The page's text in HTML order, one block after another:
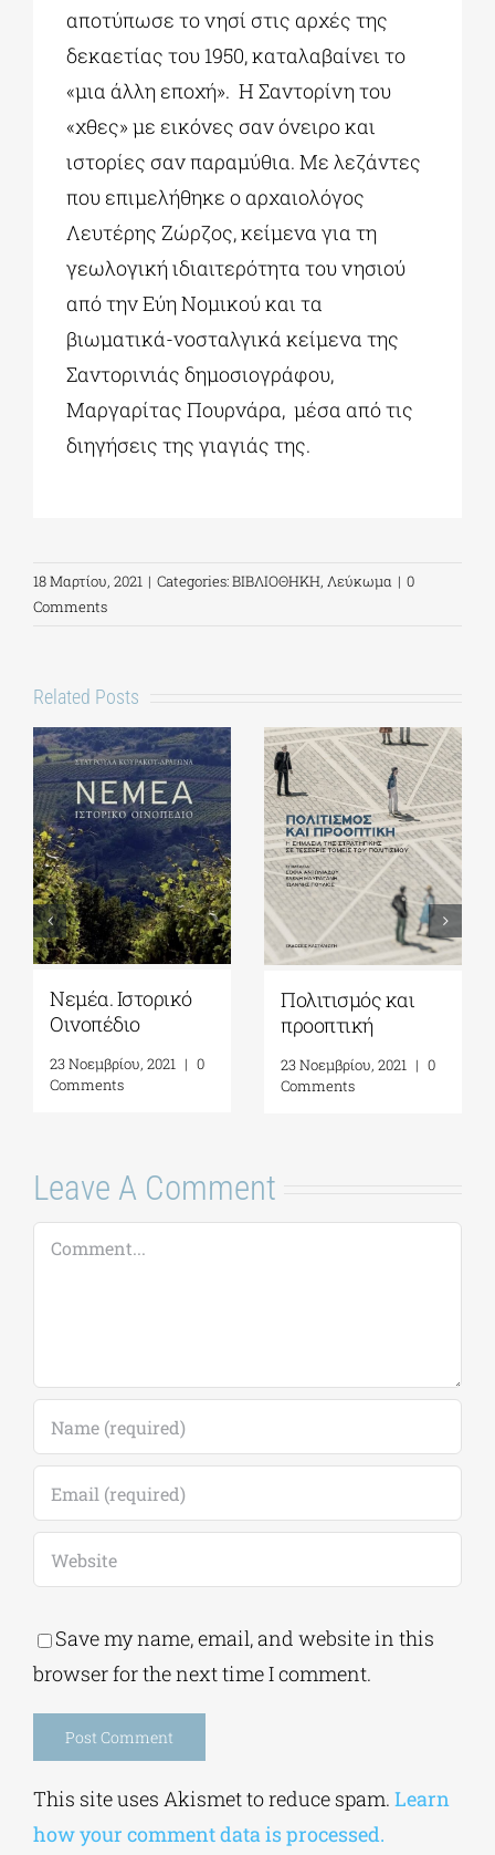
αποτύπωσε το νησί στις αρχές της
δεκαετίας του 1950, καταλαβαίνει το
«μια άλλη εποχή». Η Σαντορίνη του
«χθες» με εικόνες σαν όνειρο και
ιστορίες σαν παραμύθια. Με λεζάντες
που επιμελήθηκε ο αρχαιολόγος
Λευτέρης Ζώρζος, κείμενα για τη
γεωλογική ιδιαιτερότητα του νησιού
από την Εύη Νομικού και τα
βιωματικά-νοσταλγικά κείμενα της
Σαντορινιάς δημοσιογράφου,
Μαργαρίτας Πουρνάρα, μέσα από τις
διηγήσεις της γιαγιάς της.
18 Μαρτίου, 2021 | Categories:ΒΙΒΛΙΟΘΗΚΗ, Λεύκωμα | 0
Comments
Related Posts
Νεμέα. Ιστορικό
Οινοπέδιο
23 Νοεμβρίου, 2021 | 0
Comments
Πολιτισμός και
προοπτική
23 Νοεμβρίου, 2021 | 0
Comments
Leave A Comment
Comment
Save my name, email, and website in this
browser for the next time I comment.
This site uses Akismet to reduce spam. Learn
how your comment data is processed.